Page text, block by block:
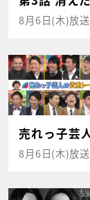
8月6日(木)放
売れっ子芸
8月6日(木)放